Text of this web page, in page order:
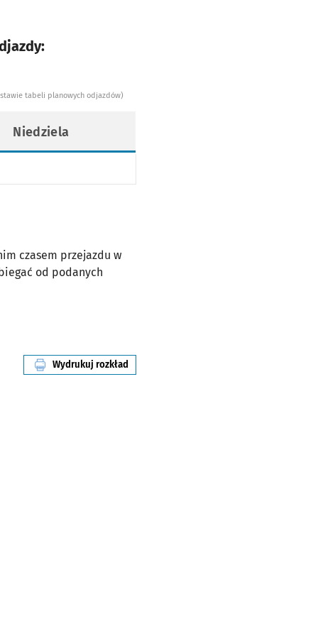
tabeli planowych odjazdów)
Niedziela
czasem przejazdu w
od podanych
Wydrukuj rozkład
linii nr T